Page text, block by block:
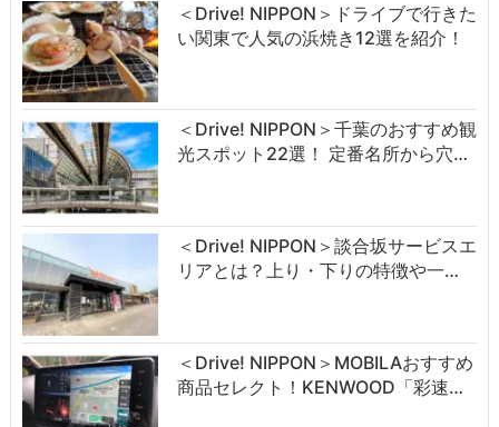
＜Drive! NIPPON＞ドライブで行きた
い関東で人気の浜焼き12選を紹介！
＜Drive! NIPPON＞千葉のおすすめ観
光スポット22選！ 定番名所から穴…
＜Drive! NIPPON＞談合坂サービスエ
リアとは？上り・下りの特徴や一…
＜Drive! NIPPON＞MOBILAおすすめ
商品セレクト！KENWOOD「彩速…